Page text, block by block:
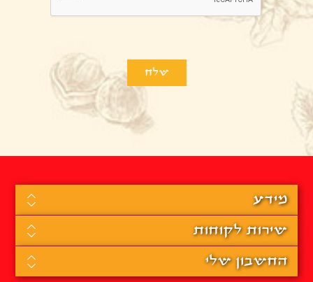
מידע
שירות לקוחות
החשבון שלי